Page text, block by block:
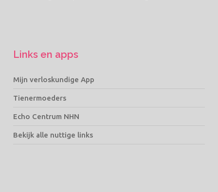
Links en apps
Mijn verloskundige App
Tienermoeders
Echo Centrum NHN
Bekijk alle nuttige links